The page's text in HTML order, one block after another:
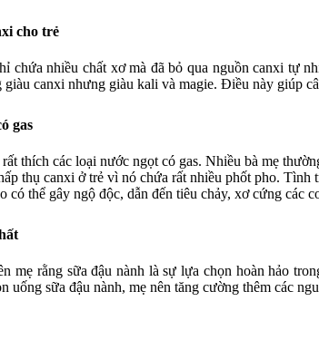
cho trẻ
chứa nhiều chất xơ mà đã bỏ qua nguồn canxi tự
canxi nhưng giàu kali và magie. Điều này giúp
gas
thích các loại nước ngọt có gas. Nhiều bà mẹ
thụ canxi ở trẻ vì nó chứa rất nhiều phốt pho.
có thể gây ngộ độc, dẫn đến tiêu chảy, xơ cứng các
mẹ rằng sữa đậu nành là sự lựa chọn hoàn hảo
sữa đậu nành, mẹ nên tăng cường thêm các